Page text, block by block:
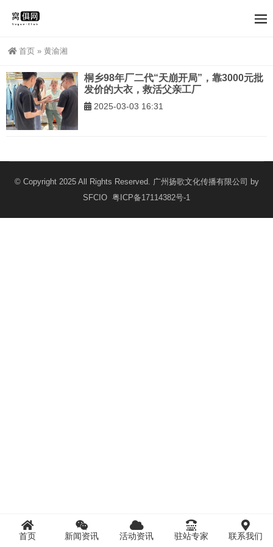
首页 » 黄渝湘
桐乡98年厂二代“天崩开局”，靠3000元批
发价的大衣，救活父亲工厂
2025-03-03 16:31
© Copyright 2025 All Rights Reserved. 广州扬歌文化传播有限公司 by
SFCIO 粤ICP备17114382号-1
首页 新闻资讯 活动资讯 驻站专家 联系我们